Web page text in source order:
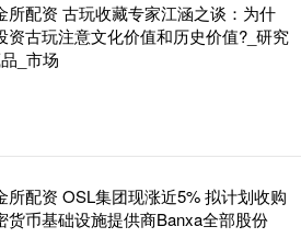
所配资 古玩收藏专家江涵之谈：为什
资古玩注意文化价值和历史价值?_研究
品_市场
所配资 OSL集团现涨近5% 拟计划收购
货币基础设施提供商Banxa全部股份